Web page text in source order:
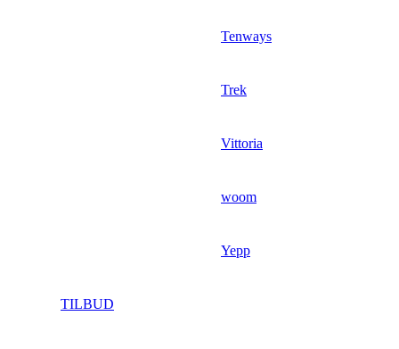
Tenways
Trek
Vittoria
woom
Yepp
TILBUD